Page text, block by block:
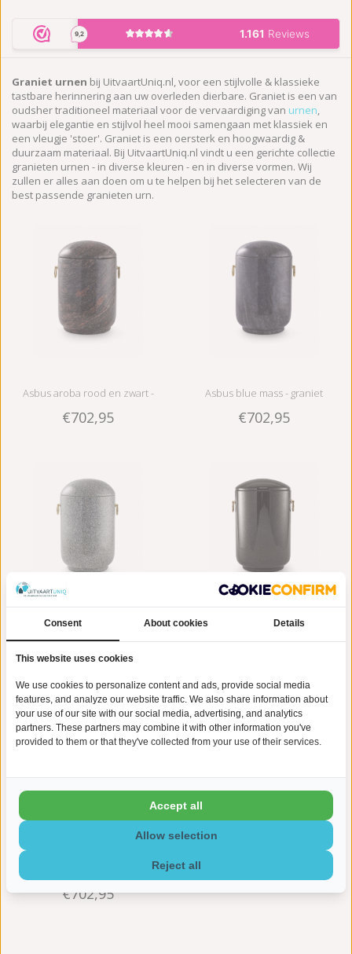
Graniet urnen bij UitvaartUniq.nl, voor een stijlvolle & klassieke
tastbare herinnering aan uw overleden dierbare. Graniet is een van
oudsher traditioneel materiaal voor de vervaardiging van urnen,
waarbij elegantie en stijlvol heel mooi samengaan met klassiek en
een vleugje 'stoer'. Graniet is een oersterk en hoogwaardig &
duurzaam materiaal. Bij UitvaartUniq.nl vindt u een gerichte collectie
granieten urnen - in diverse kleuren - en in diverse vormen. Wij
zullen er alles aan doen om u te helpen bij het selecteren van de
best passende granieten urn.
Asbus aroba rood en zwart -
graniet
€702,95
Asbus blue mass - graniet
€702,95
Asbus licht grijs - graniet
€702,95
Asbus indian black - graniet
Asbus himalaya rood - graniet
€702,95
Consent About cookies Details
This website uses cookies
We use cookies to personalize content and ads, provide social media
features, and analyze our website traffic. We also share information about
your use of our site with our social media, advertising, and analytics
partners. These partners may combine it with other information you've
provided to them or that they've collected from your use of their services.
Reject all
Allow selection
Accept all